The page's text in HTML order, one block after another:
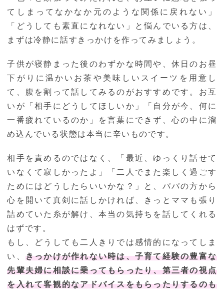
てしまってなかなか元のような関係に戻れない」
「どうしても素直になれない」と悩んでいる方は、
まずは冷静に話すきっかけを作ってみましょう。
子供が寝静まった後のわずかな時間や、休日のお昼
下がりに温かいお茶や美味しいスイーツを用意し
て、腹を割って話してみるのがおすすめです。お互
いが「相手にどうしてほしいか」「自分が今、何に
一番疲れているのか」を言葉にできず、心の中に溜
め込んでいる状態は本当に辛いものです。
相手を責めるのではなく、「最近、ゆっくり話せて
いなくて寂しかったよ」「二人でまた楽しく過ごす
ためにはどうしたらいいかな？」と、パパの方から
心を開いて真剣に話しかければ、きっとママも張り
詰めていた糸が解け、本当の気持ちを話してくれる
はずです。
もし、どうしても二人きりでは感情的になってしま
い、 きっかけが作れない時は、子育て経験の豊富な
先輩夫婦に相談に乗ってもらったり、第三者の視点
を入れて客観的なアドバイスをもらったりするのも